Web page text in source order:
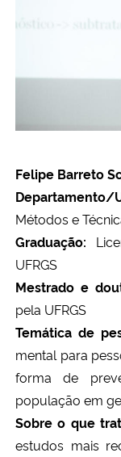
Felipe Barreto
Departamento/
Métodos e
Graduação:
UFRGS
Mestrado e
pela UFRGS
Temática de
mental para
forma de
população em
Sobre o que
estudos mais